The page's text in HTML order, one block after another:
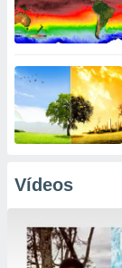
Vídeos